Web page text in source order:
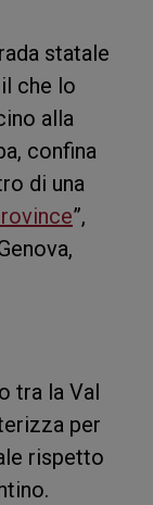
statale
che lo
alla
confina
di una
”,
tra la Val
per
rispetto